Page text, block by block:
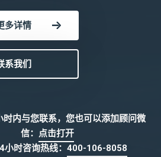
多详情
系我们
时内与您联系，您也可以添加顾问微
信： 点击打开
小时咨询热线： 400-106-8058